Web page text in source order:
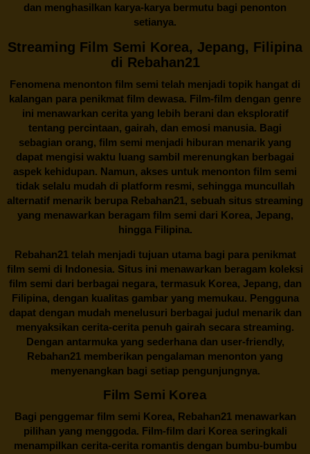
dan menghasilkan karya-karya bermutu bagi penonton
setianya.
Streaming Film Semi Korea, Jepang, Filipina
di Rebahan21
Fenomena menonton film semi telah menjadi topik hangat di
kalangan para penikmat film dewasa. Film-film dengan genre
ini menawarkan cerita yang lebih berani dan eksploratif
tentang percintaan, gairah, dan emosi manusia. Bagi
sebagian orang, film semi menjadi hiburan menarik yang
dapat mengisi waktu luang sambil merenungkan berbagai
aspek kehidupan. Namun, akses untuk menonton film semi
tidak selalu mudah di platform resmi, sehingga muncullah
alternatif menarik berupa Rebahan21, sebuah situs streaming
yang menawarkan beragam film semi dari Korea, Jepang,
hingga Filipina.
Rebahan21telah menjadi tujuan utama bagi para penikmat
film semi di Indonesia. Situs ini menawarkan beragam koleksi
film semi dari berbagai negara, termasuk Korea, Jepang, dan
Filipina, dengan kualitas gambar yang memukau. Pengguna
dapat dengan mudah menelusuri berbagai judul menarik dan
menyaksikan cerita-cerita penuh gairah secara streaming.
Dengan antarmuka yang sederhana dan user-friendly,
Rebahan21 memberikan pengalaman menonton yang
menyenangkan bagi setiap pengunjungnya.
Film Semi Korea
Bagi penggemar film semi Korea, Rebahan21menawarkan
pilihan yang menggoda. Film-film dari Korea seringkali
menampilkan cerita-cerita romantis dengan bumbu-bumbu